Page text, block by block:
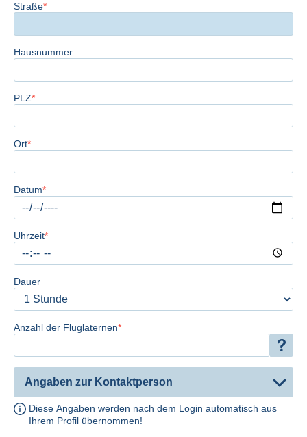
Straße
Hausnummer
PLZ
Ort
Datum
Uhrzeit
Dauer
Anzahl der Fluglaternen
Angaben zur Kontaktperson
Diese Angaben werden nach dem Login automatisch aus
Ihrem Profil übernommen!